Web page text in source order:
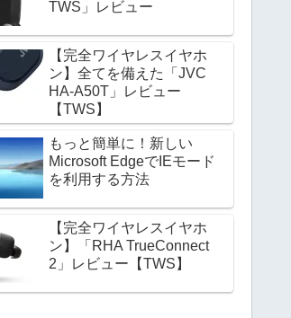
TWS」レビュー
【完全ワイヤレスイヤホ
ン】全てを備えた「JVC
HA-A50T」レビュー
【TWS】
もっと簡単に！新しい
Microsoft EdgeでIEモード
を利用する方法
【完全ワイヤレスイヤホ
ン】「RHA TrueConnect
2」レビュー【TWS】